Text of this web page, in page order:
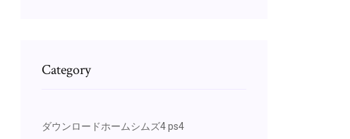
Category
ダウンロードホームシムズ4 ps4